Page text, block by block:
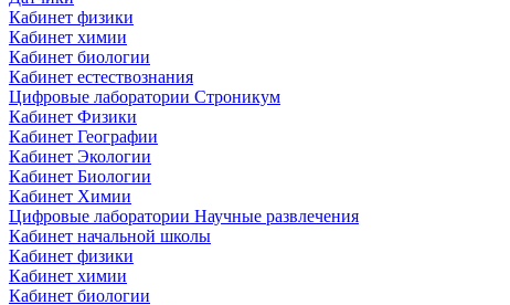
Кабинет физики
Кабинет химии
Кабинет биологии
Кабинет естествознания
Цифровые лаборатории Строникум
Кабинет Физики
Кабинет Географии
Кабинет Экологии
Кабинет Биологии
Кабинет Химии
Цифровые лаборатории Научные развлечения
Кабинет начальной школы
Кабинет физики
Кабинет химии
Кабинет биологии